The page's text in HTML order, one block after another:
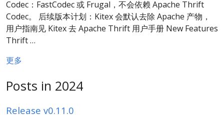
Codec：FastCodec 或 Frugal，不会依赖 Apache Thrift
Codec。 后续版本计划：Kitex 会默认去除 Apache 产物，
用户指南见 Kitex 去 Apache Thrift 用户手册 New Features
Thrift …
更多
Posts in 2024
Release v0.11.0